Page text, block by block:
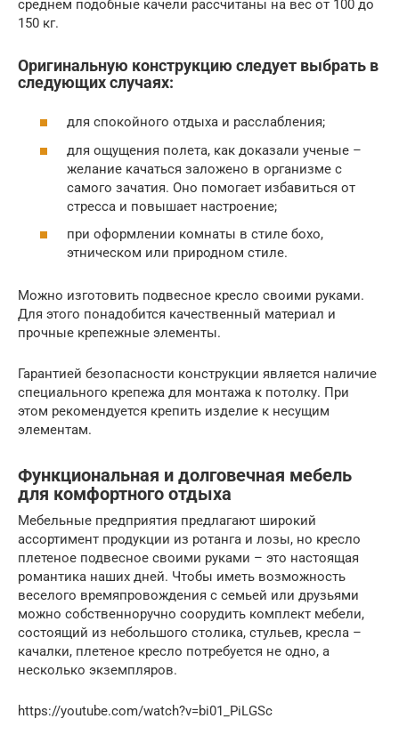
среднем подобные качели рассчитаны на вес от 100 до
150 кг.
Оригинальную конструкцию следует выбрать в
следующих случаях:
для спокойного отдыха и расслабления;
для ощущения полета, как доказали ученые –
желание качаться заложено в организме с
самого зачатия. Оно помогает избавиться от
стресса и повышает настроение;
при оформлении комнаты в стиле бохо,
этническом или природном стиле.
Можно изготовить подвесное кресло своими руками.
Для этого понадобится качественный материал и
прочные крепежные элементы.
Гарантией безопасности конструкции является наличие
специального крепежа для монтажа к потолку. При
этом рекомендуется крепить изделие к несущим
элементам.
Функциональная и долговечная мебель
для комфортного отдыха
Мебельные предприятия предлагают широкий
ассортимент продукции из ротанга и лозы, но кресло
плетеное подвесное своими руками – это настоящая
романтика наших дней. Чтобы иметь возможность
веселого времяпровождения с семьей или друзьями
можно собственноручно соорудить комплект мебели,
состоящий из небольшого столика, стульев, кресла –
качалки, плетеное кресло потребуется не одно, а
несколько экземпляров.
https://youtube.com/watch?v=bi01_PiLGSc